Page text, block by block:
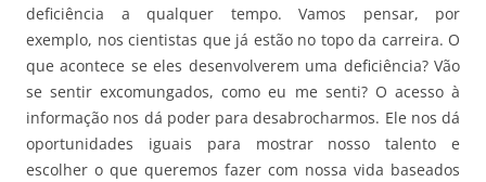
deficiência a qualquer tempo. Vamos pensar, por
exemplo, nos cientistas que já estão no topo da carreira. O
que acontece se eles desenvolverem uma deficiência? Vão
se sentir excomungados, como eu me senti? O acesso à
informação nos dá poder para desabrocharmos. Ele nos dá
oportunidades iguais para mostrar nosso talento e
escolher o que queremos fazer com nossa vida baseados